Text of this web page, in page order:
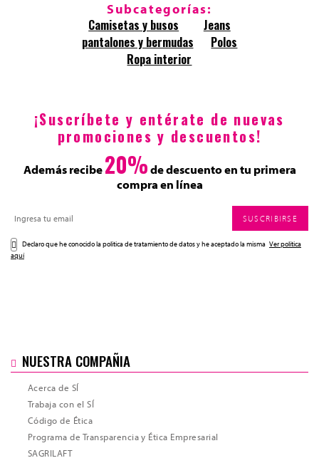
Subcategorías:
Camisetas y busos
Jeans
pantalones y bermudas
Polos
Ropa interior
¡Suscríbete y entérate de nuevas
promociones y descuentos!
Además recibe20%de descuento en tu primera
compra en línea
SUSCRIBIRSE
Declaro que he conocido la politica de tratamiento de datos y he aceptado la misma Ver política
aquí
NUESTRA COMPAÑIA
Acerca de SÍ
Trabaja con el SÍ
Código de Ética
Programa de Transparencia y Ética Empresarial
SAGRILAFT